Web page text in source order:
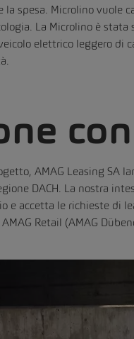
spesa. Microlino vuole
La Microlino è
elettrico leggero di
AMAG Leasing SA
DACH. La nostra
e accetta le richieste di
Retail (AMAG